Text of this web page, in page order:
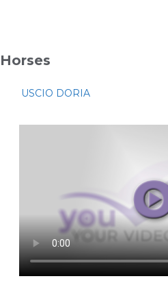
Horses
USCIO DORIA